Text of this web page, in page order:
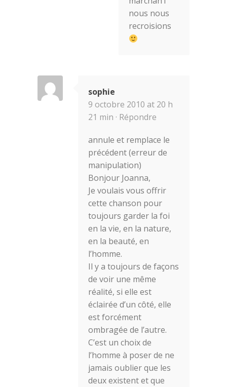
nous nous
recroisions
sophie
9 octobre 2010 at 20 h
21 min · Répondre
annule et remplace le
précédent (erreur de
manipulation)
Bonjour Joanna,
Je voulais vous offrir
cette chanson pour
toujours garder la foi
en la vie, en la nature,
en la beauté, en
l’homme.
Il y a toujours de façons
de voir une même
réalité, si elle est
éclairée d’un côté, elle
est forcément
ombragée de l’autre.
C’est un choix de
l’homme à poser de ne
jamais oublier que les
deux existent et que